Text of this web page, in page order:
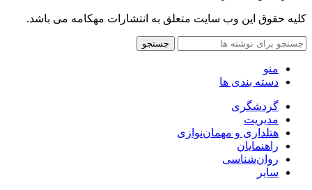
کلیه حقوق این وب سایت متعلق به انتشارات مهکامه می باشد.
جستجو
منو
دسته بندی ها
گردشگری
مدیریت
هتلداری و مهمان‌نوازی
راهنمایان
روان‌شناسی
سایر